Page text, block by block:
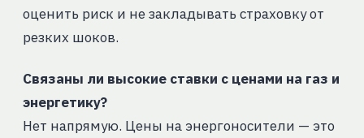
оценить риск и не закладывать страховку от
резких шоков.
Связаны ли высокие ставки с ценами на газ и
энергетику?
Нет напрямую. Цены на энергоносители — это